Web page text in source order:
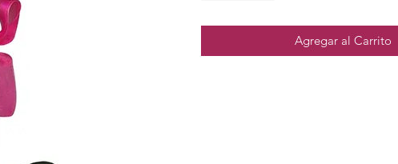
Agregar al Carrito